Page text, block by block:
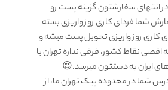
انتهای سفارشتون گزینه پست رو
شما فردای کاری روز واریزی بسته
کاری روز واریزی تحویل پست میشه و
نقاط کشور، فرقی نداره تهران یا
ایران به دستتون میرسد.😍
شما در محدوده پیک تهران ما، از